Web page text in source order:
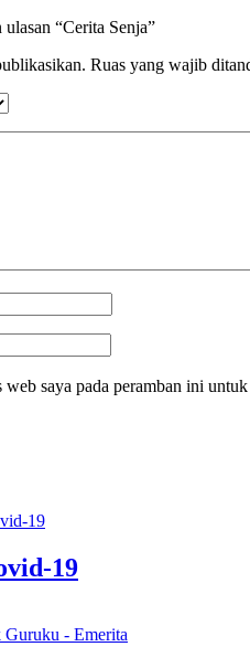
“Cerita Senja”
Ruas yang wajib
web saya pada peramban ini
19